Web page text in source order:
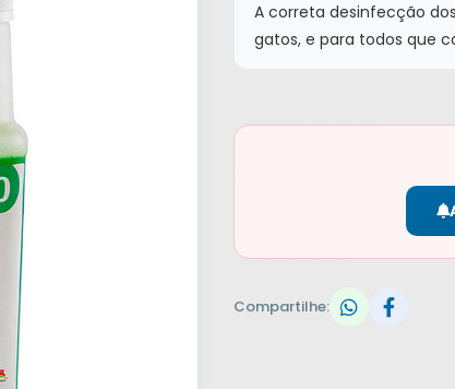
A correta desinfecção
gatos, e para todos que
Compartilhe: